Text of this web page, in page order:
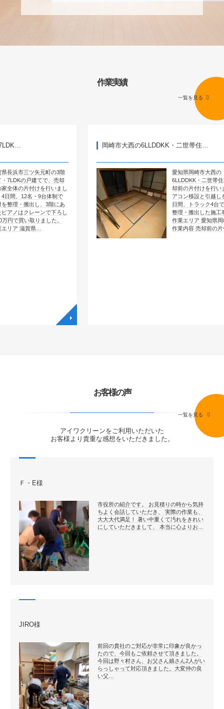
作業実績
一覧を見る
元町の3階
てで、売却
を行いまし
9台体制で
、3階にあ
ンで下ろし
ました。
…
岡崎市大西の6LLDDKK・二世帯住…
愛知県岡崎市大西の
6LLDDKK・二世帯住宅で、売
却前の片付けを行いました。エ
アコン移設と引越しを含めて4
日間、トラック4台で全部屋を
整理・搬出した施工事例です。
作業エリア 愛知県岡崎市大西
作業内容 売却前の片付け …
お客様の声
アイワクリーンをご利用いただいた
お客様より貴重な感想をいただきました。
一覧を見る
Ｆ・E様
市役所の紹介です。 お見積りの時から気持
ちよく会話していただき、 実際の作業も、
大大大代満足！ 暑い中重くて汚れをきれい
にしていただきまして、 本当に心よりお…
JIRO様
前回の貴社のご対応が非常に印象が良かっ
たので、今回もご依頼させて頂きました。
今回は野々村さん、お父さん娘さん2人がい
らっしゃって対応頂きました。大変仲の良
い父…